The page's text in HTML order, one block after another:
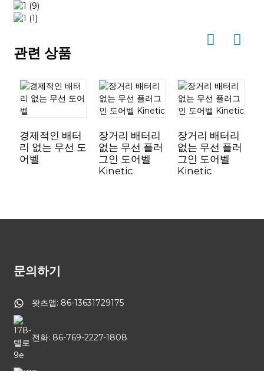
관련 상품
경제적인 배터
리 없는 무선 도
어벨
장거리 배터리
없는 무선 플러
그인 도어벨
Kinetic
장거리 배터리
없는 무선 플러
그인 도어벨
Kinetic
문의하기
왓츠앱: 86-13631729175
전화: 86-769-2227-1808